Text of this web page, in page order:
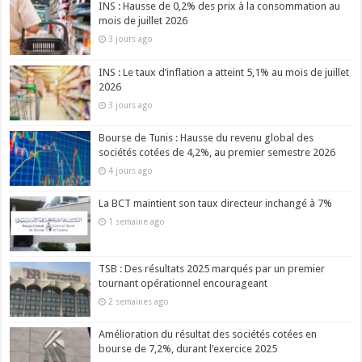
INS : Hausse de 0,2% des prix à la consommation au
mois de juillet 2026
3 jours ago
INS : Le taux d’inflation a atteint 5,1% au mois de juillet
2026
3 jours ago
Bourse de Tunis : Hausse du revenu global des
sociétés cotées de 4,2%, au premier semestre 2026
4 jours ago
La BCT maintient son taux directeur inchangé à 7%
1 semaine ago
TSB : Des résultats 2025 marqués par un premier
tournant opérationnel encourageant
2 semaines ago
Amélioration du résultat des sociétés cotées en
bourse de 7,2%, durant l’exercice 2025